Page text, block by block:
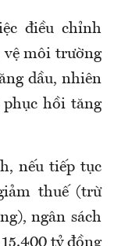
điều chỉnh
vệ môi trường
dầu, nhiên
phục hồi tăng
nếu tiếp tục
thuế (trừ
ngân sách
tỷ đồng